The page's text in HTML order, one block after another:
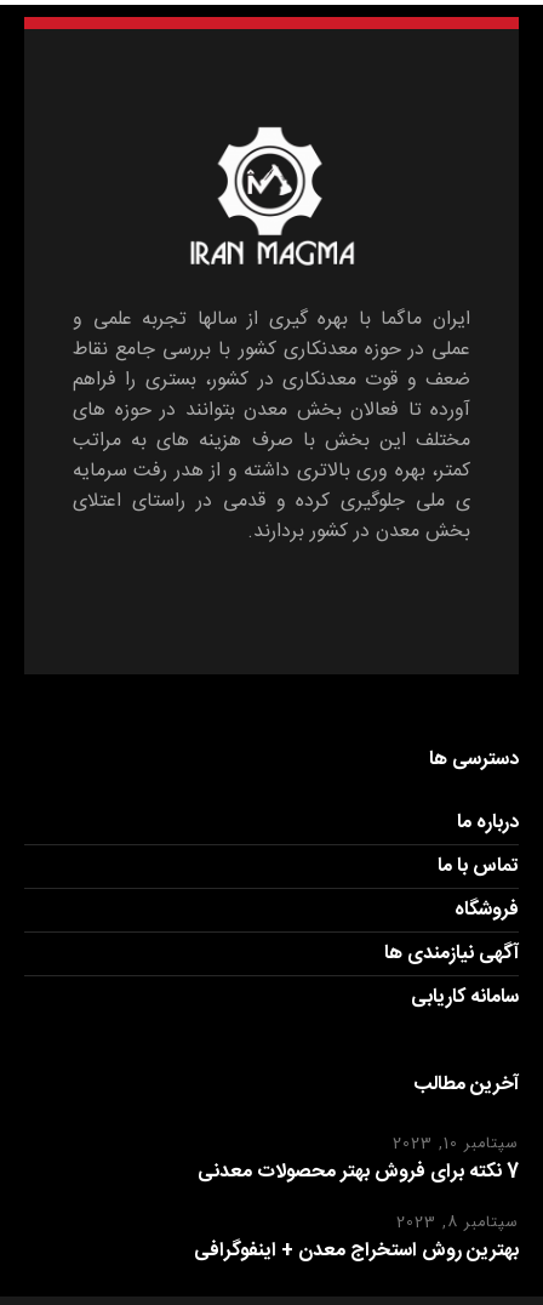
ایران ماگما با بهره گیری از سالها تجربه علمی و
عملی در حوزه معدنکاری کشور با بررسی جامع نقاط
ضعف و قوت معدنکاری در کشور، بستری را فراهم
آورده تا فعالان بخش معدن بتوانند در حوزه های
مختلف این بخش با صرف هزینه های به مراتب
کمتر، بهره وری بالاتری داشته و از هدر رفت سرمایه
ی ملی جلوگیری کرده و قدمی در راستای اعتلای
بخش معدن در کشور بردارند.
دسترسی ها
درباره ما
تماس با ما
فروشگاه
آگهی نیازمندی ها
سامانه کاریابی
آخرین مطالب
سپتامبر 10, 2023
7 نکته برای فروش بهتر محصولات معدنی
سپتامبر 8, 2023
بهترین روش استخراج معدن + اینفوگرافی